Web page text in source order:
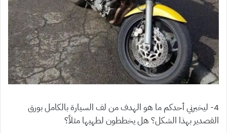
4- ليخبرني أحدكم ما هو الهدف من لف السيارة بالكامل بورق
القصدير بهذا الشكل؟ هل يخططون لطهيها مثلاً؟